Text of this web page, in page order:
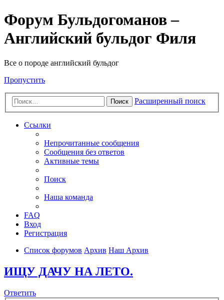
Форум Бульдогоманов –
Английский бульдог Филя
Все о породе английский бульдог
Пропустить
Поиск Расширенный поиск
Ссылки
Непрочитанные сообщения
Сообщения без ответов
Активные темы
Поиск
Наша команда
FAQ
Вход
Регистрация
Список форумов Архив Наш Архив
ИЩУ ДАЧУ НА ЛЕТО.
Ответить